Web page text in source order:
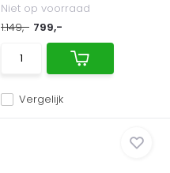
Vergelijk
Niet op voorraad
1.149,- 799,-